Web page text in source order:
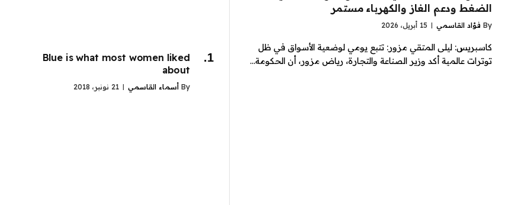
الضغط ودعم الغاز والكهرباء مستمر
By فؤاد القاسمي 15 أبريل، 2026
كاسبريس: ليلى المتقي مزور: تتبع يومي لوضعية الأسواق في ظل
توترات عالمية أكد وزير الصناعة والتجارة، رياض مزور، أن الحكومة…
Blue is what most women liked
about
By أسماء القاسمي 21 نونبر، 2018